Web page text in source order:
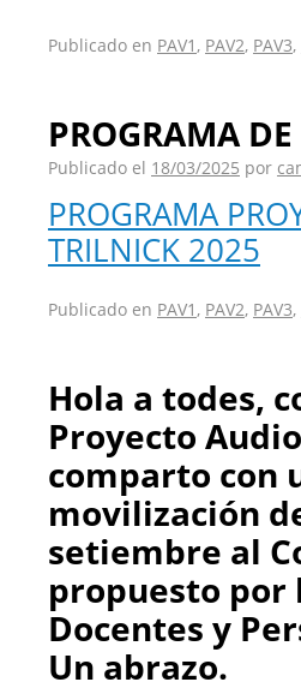
Publicado en PAV1 , PAV2, PAV3,
PROGRAMA
Publicado el 18/03/2025 por
PROGRAMA
TRILNICK 2025
Publicado en PAV1 , PAV2, PAV3,
Hola a todes,
Proyecto
comparto con
movilización
setiembre al
propuesto por
Docentes y
Un abrazo.